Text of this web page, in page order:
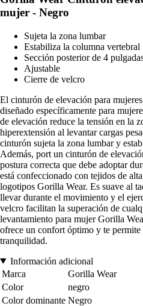
mujer - Negro
Sujeta la zona lumbar
Estabiliza la columna vertebral
Sección posterior de 4
Ajustable
Cierre de velcro
El cinturón de elevación para
diseñado específicamente para
de elevación reduce la tensión en la
hiperextensión al levantar cargas
cinturón sujeta la zona lumbar y
Además, port un cinturón de
postura correcta que debe adoptar
está confeccionado con tejidos de
logotipos Gorilla Wear. Es suave al
llevar durante el movimiento y el
velcro facilitan la superación de
levantamiento para mujer Gorilla
ofrece un confort óptimo y te permite
tranquilidad.
Información adicional
Marca
Gorilla Wear
Color
negro
Color dominante Negro